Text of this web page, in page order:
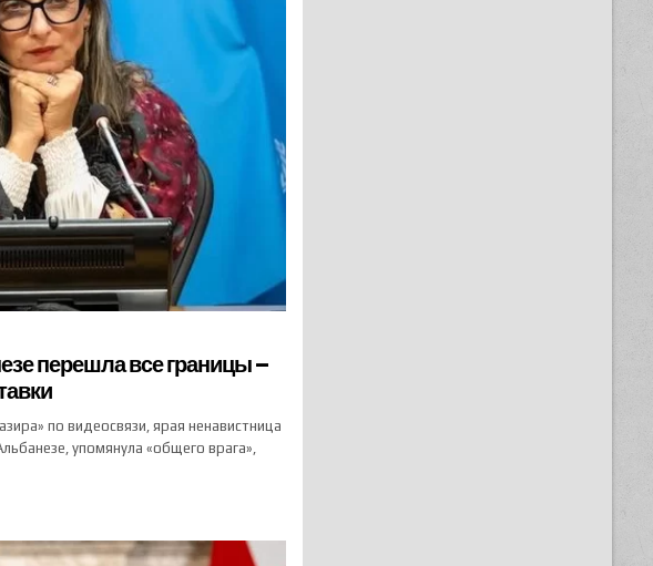
перешла все границы –
по видеосвязи, ярая ненавистница
упомянула «общего врага»,